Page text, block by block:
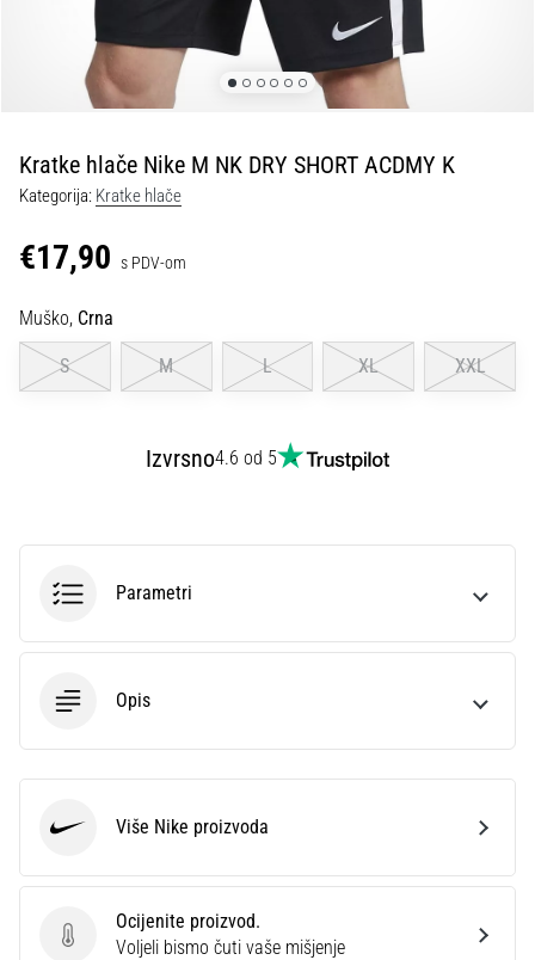
sportske
•
Play
More
Victories
Pripremi
sa
službenim
dresovima
kopačkama
adidas
Budi
svake
gola…
Kratke hlače Nike M NK DRY SHORT ACDMY K
Kategorija: Kratke hlače
€17,90 s PDV-om
Muško, Crna
S M L XL XXL
Izvrsno4.6 od 5
Parametri
Opis
Ocijenite proizvod.
Ocijenite proizvod.
Voljeli bismo čuti vaše mišjenje
Više Nike proizvoda